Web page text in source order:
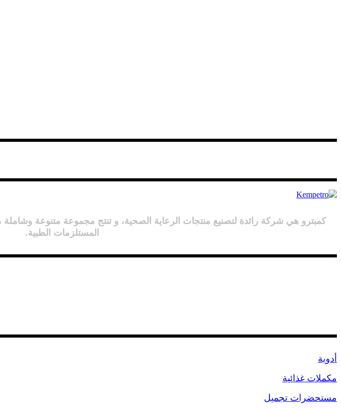
كمبترو هي شركة رائدة لتصنيع منتجات الرعاية الصحية، و تنتج مجموعة متنوعة
المستلزمات الطبية.
أدوية
مكملات غذائية
مستحضرات تجميل